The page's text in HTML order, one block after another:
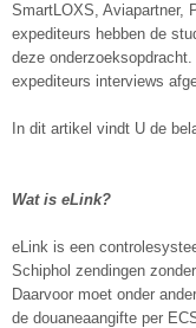
SmartLOXS, Aviapartner,
expediteurs hebben de
deze
expediteurs interviews
In dit artikel vindt U de
Wat is eLink?
eLink is een
Schiphol zendingen
Daarvoor moet onder
de douaneaangifte per